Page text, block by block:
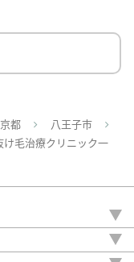
都
八王子市
け毛治療クリニック一